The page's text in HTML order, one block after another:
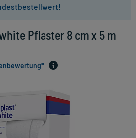
Pflaster 8 cm x 5 m